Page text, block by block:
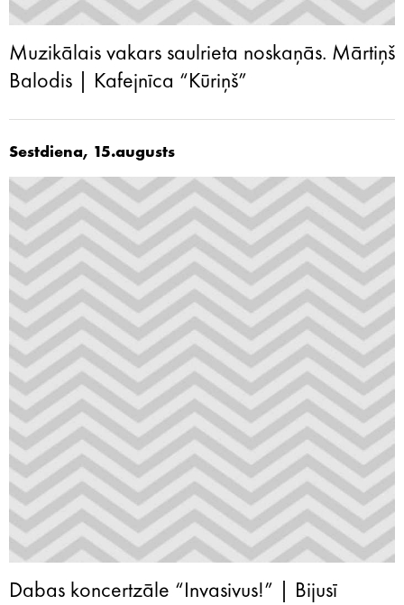
Muzikālais vakars saulrieta noskaņās. Mārtiņš
Balodis | Kafejnīca “Kūriņš”
Sestdiena, 15.augusts
Dabas koncertzāle “Invasivus!” | Bijusī